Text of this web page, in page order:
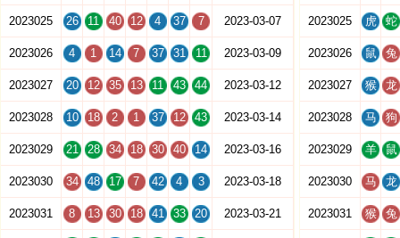
2023025 26 11 40 12 4 37 7 2023-03-07
2023026 4 1 14 7 37 31 11 2023-03-09
2023027 20 12 35 13 11 43 44 2023-03-12
2023028 10 18 2 1 37 12 43 2023-03-14
2023029 21 28 34 18 30 40 14 2023-03-16
2023030 34 48 17 7 42 4 3 2023-03-18
2023031 8 13 30 18 41 33 20 2023-03-21
2023025 虎 蛇
2023026 鼠 兔
2023027 猴 龙
2023028 马 狗
2023029 羊 鼠
2023030 马 龙
2023031 猴 兔